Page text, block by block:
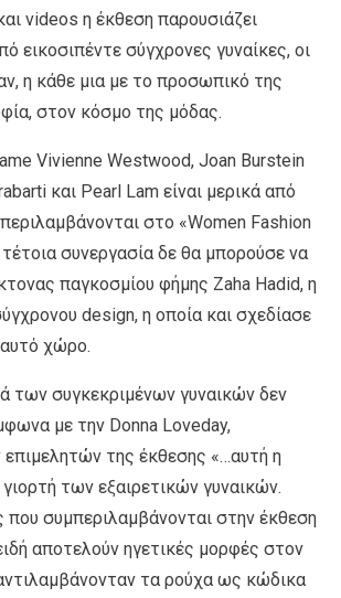
videos η έκθεση παρουσιάζει
εικοσιπέντε σύγχρονες γυναίκες, οι
η κάθε μια με το προσωπικό της
στον κόσμο της μόδας.
Vivienne Westwood, Joan Burstein
και Pearl Lam είναι μερικά από
στο «Women Fashion
συνεργασία δε θα μπορούσε να
παγκοσμίου φήμης Zaha Hadid, η
design, η οποία και σχεδίασε
χώρο.
των συγκεκριμένων γυναικών δεν
με την Donna Loveday,
της έκθεσης «…αυτή η
γιορτή των εξαιρετικών γυναικών.
που συμπεριλαμβάνονται στην έκθεση
αποτελούν ηγετικές μορφές στον
τα ρούχα ως κώδικα